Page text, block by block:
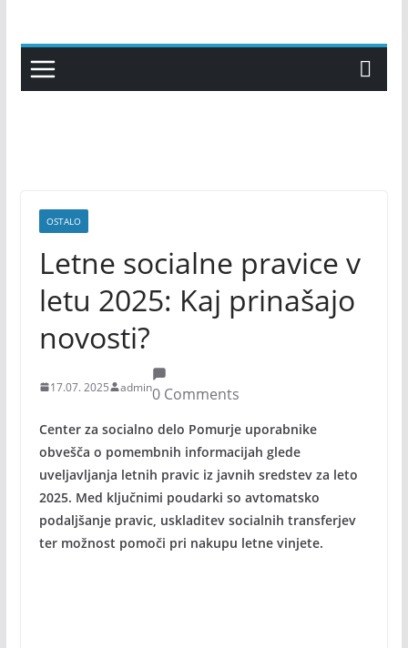
content
OSTALO
Letne socialne pravice v
letu 2025: Kaj prinašajo
novosti?
17.07. 2025 admin0 Comments
Center za socialno delo Pomurje uporabnike
obvešča o pomembnih informacijah glede
uveljavljanja letnih pravic iz javnih sredstev za leto
2025. Med ključnimi poudarki so avtomatsko
podaljšanje pravic, uskladitev socialnih transferjev
ter možnost pomoči pri nakupu letne vinjete.